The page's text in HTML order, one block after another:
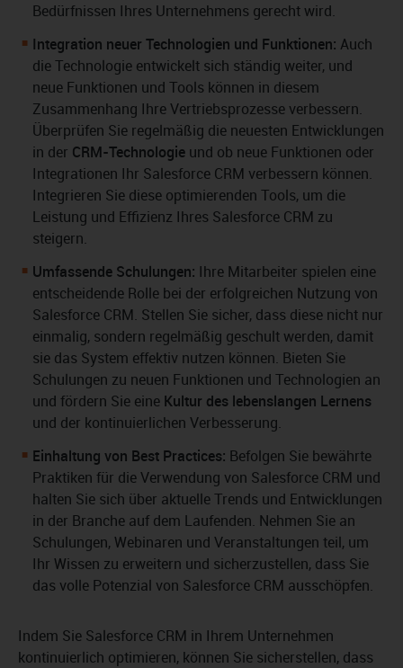
Bedürfnissen Ihres Unternehmens gerecht wird.
Integration neuer Technologien und Funktionen: Auch
die Technologie entwickelt sich ständig weiter, und
neue Funktionen und Tools können in diesem
Zusammenhang Ihre Vertriebsprozesse verbessern.
Überprüfen Sie regelmäßig die neuesten Entwicklungen
in der CRM-Technologie und ob neue Funktionen oder
Integrationen Ihr Salesforce CRM verbessern können.
Integrieren Sie diese optimierenden Tools, um die
Leistung und Effizienz Ihres Salesforce CRM zu
steigern.
Umfassende Schulungen: Ihre Mitarbeiter spielen eine
entscheidende Rolle bei der erfolgreichen Nutzung von
Salesforce CRM. Stellen Sie sicher, dass diese nicht nur
einmalig, sondern regelmäßig geschult werden, damit
sie das System effektiv nutzen können. Bieten Sie
Schulungen zu neuen Funktionen und Technologien an
und fördern Sie eine Kultur des lebenslangen Lernens
und der kontinuierlichen Verbesserung.
Einhaltung von Best Practices: Befolgen Sie bewährte
Praktiken für die Verwendung von Salesforce CRM und
halten Sie sich über aktuelle Trends und Entwicklungen
in der Branche auf dem Laufenden. Nehmen Sie an
Schulungen, Webinaren und Veranstaltungen teil, um
Ihr Wissen zu erweitern und sicherzustellen, dass Sie
das volle Potenzial von Salesforce CRM ausschöpfen.
Indem Sie Salesforce CRM in Ihrem Unternehmen
kontinuierlich optimieren, können Sie sicherstellen, dass